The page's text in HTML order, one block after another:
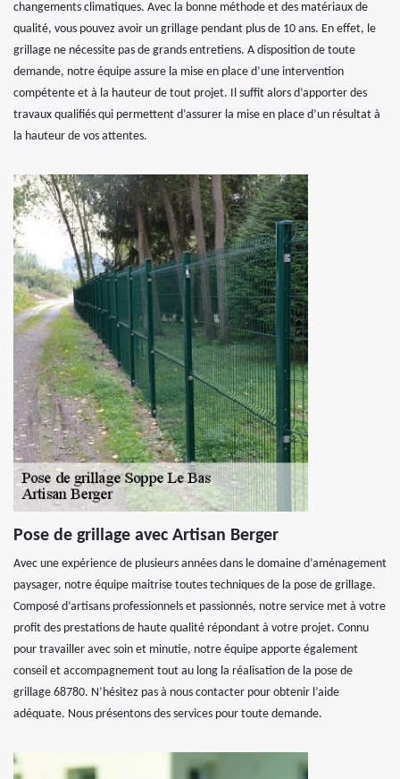
changements climatiques. Avec la bonne méthode et des matériaux de
qualité, vous pouvez avoir un grillage pendant plus de 10 ans. En effet, le
grillage ne nécessite pas de grands entretiens. A disposition de toute
demande, notre équipe assure la mise en place d’une intervention
compétente et à la hauteur de tout projet. Il suffit alors d’apporter des
travaux qualifiés qui permettent d’assurer la mise en place d’un résultat à
la hauteur de vos attentes.
Pose de grillage avec Artisan Berger
Avec une expérience de plusieurs années dans le domaine d’aménagement
paysager, notre équipe maitrise toutes techniques de la pose de grillage.
Composé d’artisans professionnels et passionnés, notre service met à votre
profit des prestations de haute qualité répondant à votre projet. Connu
pour travailler avec soin et minutie, notre équipe apporte également
conseil et accompagnement tout au long la réalisation de la pose de
grillage 68780. N’hésitez pas à nous contacter pour obtenir l’aide
adéquate. Nous présentons des services pour toute demande.